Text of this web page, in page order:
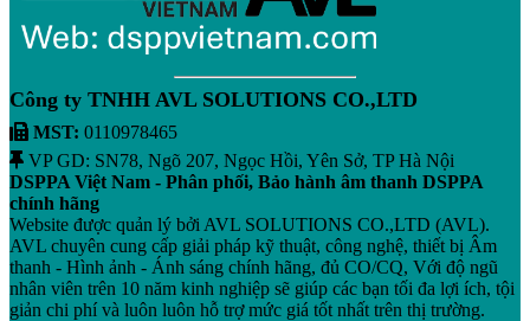
Công ty TNHH AVL SOLUTIONS CO.,LTD
MST: 0110978465
VP GD: SN78, Ngõ 207, Ngọc Hồi, Yên Sở, TP Hà Nội
DSPPA Việt Nam - Phân phối, Bảo hành âm thanh DSPPA
chính hãng
Website được quản lý bởi AVL SOLUTIONS CO.,LTD (AVL).
AVL chuyên cung cấp giải pháp kỹ thuật, công nghệ, thiết bị Âm
thanh - Hình ảnh - Ánh sáng chính hãng, đủ CO/CQ, Với độ ngũ
nhân viên trên 10 năm kinh nghiệp sẽ giúp các bạn tối đa lợi ích, tội
giản chi phí và luôn luôn hỗ trợ mức giá tốt nhất trên thị trường.